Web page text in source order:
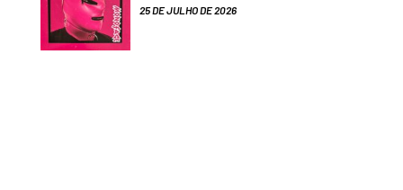
25 DE JULHO DE 2026